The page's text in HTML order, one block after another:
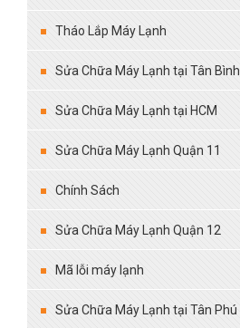
Tháo Lắp Máy Lạnh
Sửa Chữa Máy Lạnh tại Tân Bình
Sửa Chữa Máy Lạnh tại HCM
Sửa Chữa Máy Lạnh Quận 11
Chính Sách
Sửa Chữa Máy Lạnh Quận 12
Mã lỗi máy lạnh
Sửa Chữa Máy Lạnh tại Tân Phú